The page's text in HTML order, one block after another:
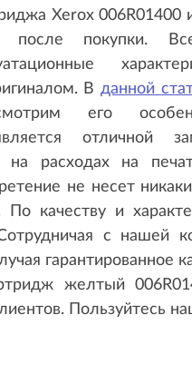
Xerox 006R01400
после покупки.
Вданной
его
отличной
на расходах на
не несет
По качеству и
Сотрудничая с
гарантированное
желтый
Пользуйтесь